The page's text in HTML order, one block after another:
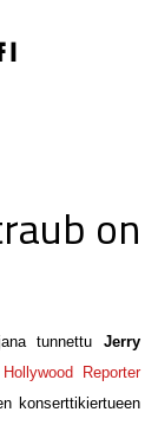
on
tunnettu Jerry
Reporter
konserttikiertueen